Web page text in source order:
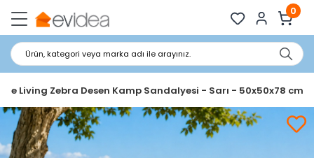
0
Ürün, kategori veya marka adı ile arayınız.
Living Zebra Desen Kamp Sandalyesi - Sarı - 50x50x78 cm